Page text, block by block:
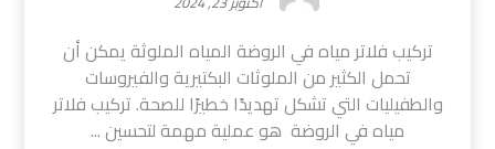
تركيب فلاتر مياه في الروضة المياه الملوثة يمكن أن
تحمل الكثير من الملوثات البكتيرية والفيروسات
والطفيليات التي تشكل تهديدًا خطيرًا للصحة. تركيب فلاتر
مياه في الروضة هو عملية مهمة لتحسين ...